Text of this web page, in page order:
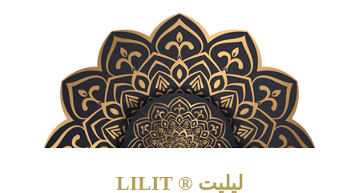
لیلیت ® LILIT